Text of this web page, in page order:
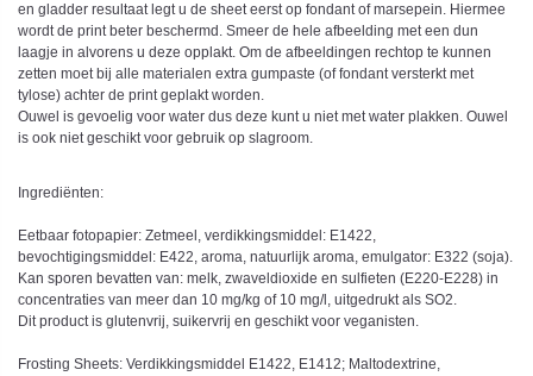
en gladder resultaat legt u de sheet eerst op fondant of marsepein. Hiermee
wordt de print beter beschermd. Smeer de hele afbeelding met een dun
laagje in alvorens u deze opplakt. Om de afbeeldingen rechtop te kunnen
zetten moet bij alle materialen extra gumpaste (of fondant versterkt met
tylose) achter de print geplakt worden.
Ouwel is gevoelig voor water dus deze kunt u niet met water plakken. Ouwel
is ook niet geschikt voor gebruik op slagroom.
Ingrediënten:
Eetbaar fotopapier: Zetmeel, verdikkingsmiddel: E1422,
bevochtigingsmiddel: E422, aroma, natuurlijk aroma, emulgator: E322 (soja).
Kan sporen bevatten van: melk, zwaveldioxide en sulfieten (E220-E228) in
concentraties van meer dan 10 mg/kg of 10 mg/l, uitgedrukt als SO2.
Dit product is glutenvrij, suikervrij en geschikt voor veganisten.
Frosting Sheets: Verdikkingsmiddel E1422, E1412; Maltodextrine,